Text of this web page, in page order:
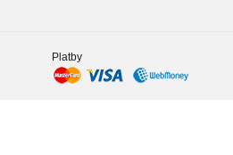
Platby